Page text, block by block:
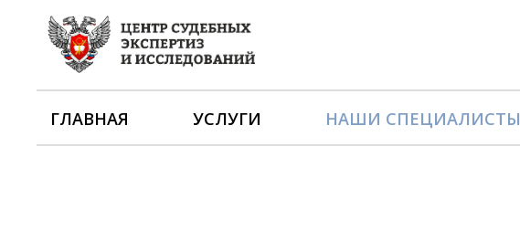
ГЛАВНАЯ УСЛУГИ НАШИ СПЕЦИАЛИСТЫ